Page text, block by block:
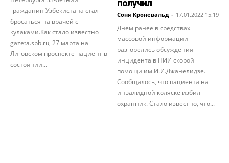
гражданин Узбекистана стал
бросаться на врачей с
кулаками.Как стало известно
gazeta.spb.ru, 27 марта на
Лиговском проспекте пациент в
состоянии...
получил
Соня Кроневальд - 17.01.2022 15:19
Днем ранее в средствах
массовой информации
разгорелись обсуждения
инцидента в НИИ скорой
помощи им.И.И.Джанелидзе.
Сообщалось, что пациента на
инвалидной коляске избил
охранник. Стало известно, что...